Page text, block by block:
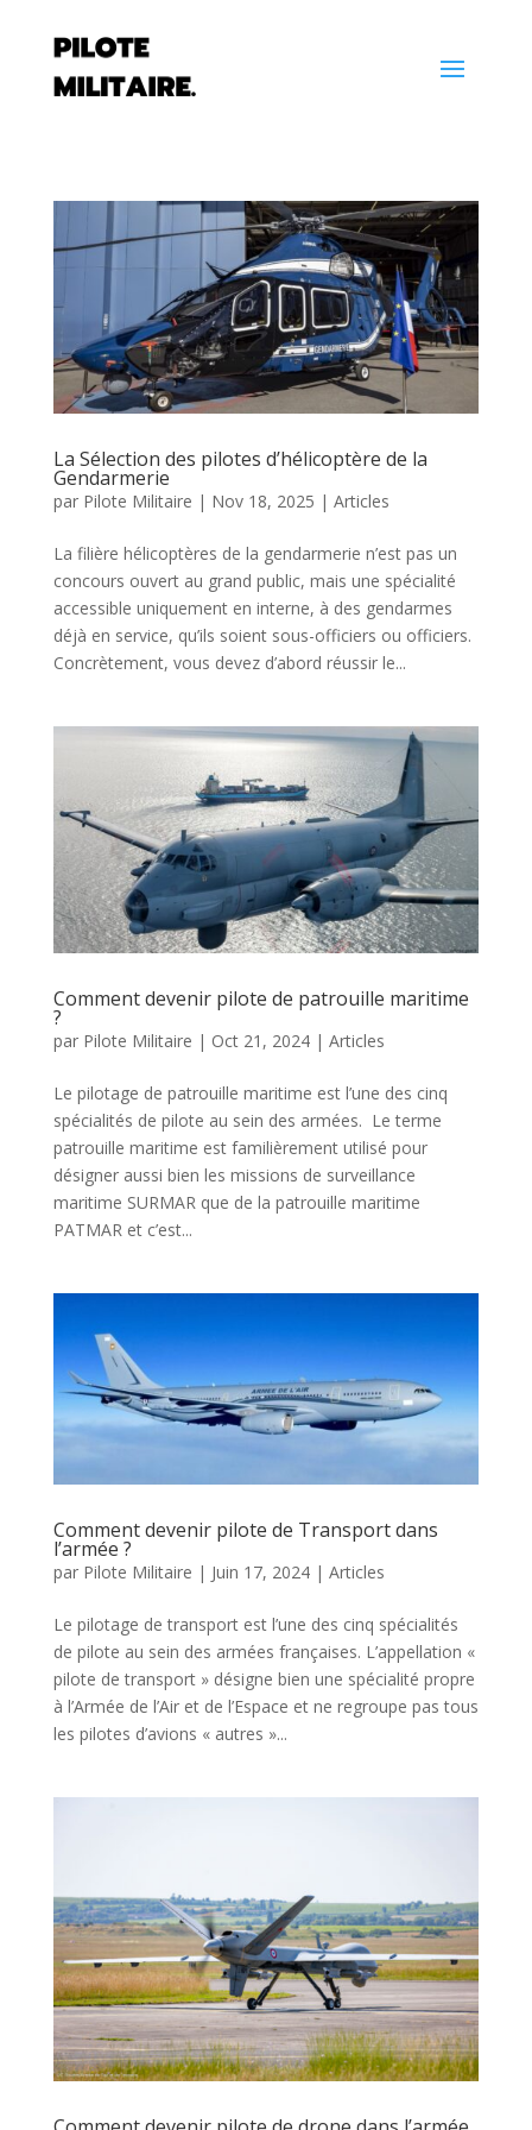
La Sélection des pilotes d’hélicoptère de la
Gendarmerie
par Pilote Militaire | Nov 18, 2025 | Articles
La filière hélicoptères de la gendarmerie n’est pas un
concours ouvert au grand public, mais une spécialité
accessible uniquement en interne, à des gendarmes
déjà en service, qu’ils soient sous-officiers ou officiers.
Concrètement, vous devez d’abord réussir le...
Comment devenir pilote de patrouille maritime
?
par Pilote Militaire | Oct 21, 2024| Articles
Le pilotage de patrouille maritime est l’une des cinq
spécialités de pilote au sein des armées. Le terme
patrouille maritime est familièrement utilisé pour
désigner aussi bien les missions de surveillance
maritime SURMAR que de la patrouille maritime
PATMAR et c’est...
Comment devenir pilote de Transport dans
l’armée ?
par Pilote Militaire | Juin 17, 2024| Articles
Le pilotage de transport est l’une des cinq spécialités
de pilote au sein des armées françaises. L’appellation «
pilote de transport » désigne bien une spécialité propre
à l’Armée de l’Air et de l’Espace et ne regroupe pas tous
les pilotes d’avions « autres »...